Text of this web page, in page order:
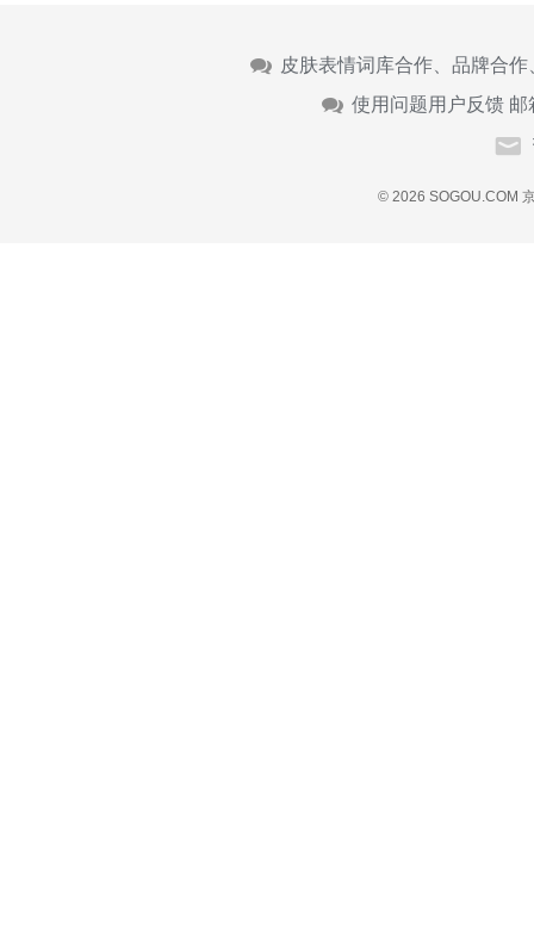
皮肤表情词库合作、品牌合
使用问题用户反馈 邮
© 2026 SOGOU.COM